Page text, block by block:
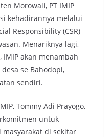
Morowali, PT IMIP
kehadirannya melalui
Responsibility (CSR)
Menariknya lagi,
akan menambah
se Bahodopi,
sendiri.
Tommy Adi Prayogo,
untuk
di sekitar